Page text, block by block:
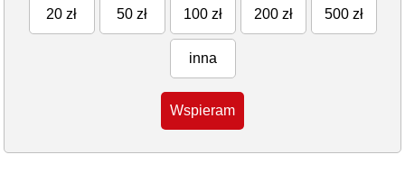
20 zł 50 zł 100 zł 200 zł 500 zł
inna
Wspieram